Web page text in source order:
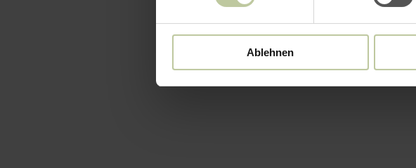
Ablehnen